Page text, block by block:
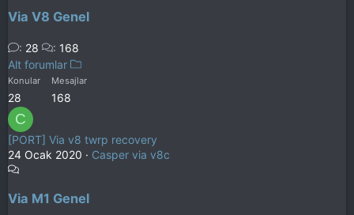
Via V8 Genel
28
168
Alt forumlar
Konular
28
Mesajlar
168
C
[PORT] Via v8 twrp recovery
24 Ocak 2020
Casper via v8c
Via M1 Genel